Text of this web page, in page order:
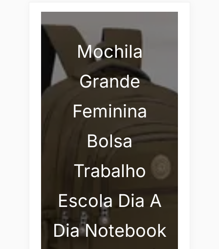
Mochila
Grande
Feminina
Bolsa
Trabalho
Escola Dia A
Dia Notebook